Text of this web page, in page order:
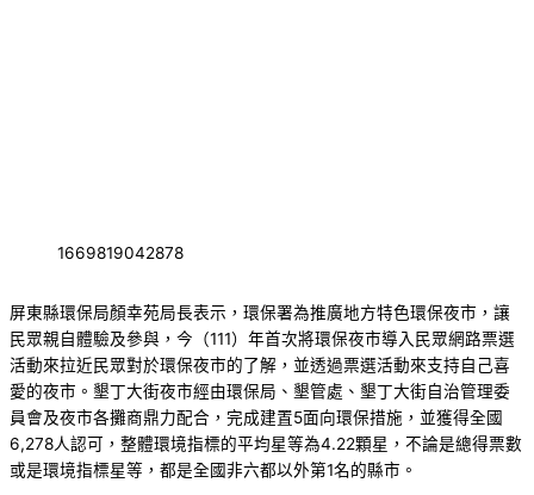
1669819042878
屏東縣環保局顏幸苑局長表示，環保署為推廣地方特色環保夜市，讓
民眾親自體驗及參與，今（111）年首次將環保夜市導入民眾網路票選
活動來拉近民眾對於環保夜市的了解，並透過票選活動來支持自己喜
愛的夜市。墾丁大街夜市經由環保局、墾管處、墾丁大街自治管理委
員會及夜市各攤商鼎力配合，完成建置5面向環保措施，並獲得全國
6,278人認可，整體環境指標的平均星等為4.22顆星，不論是總得票數
或是環境指標星等，都是全國非六都以外第1名的縣市。